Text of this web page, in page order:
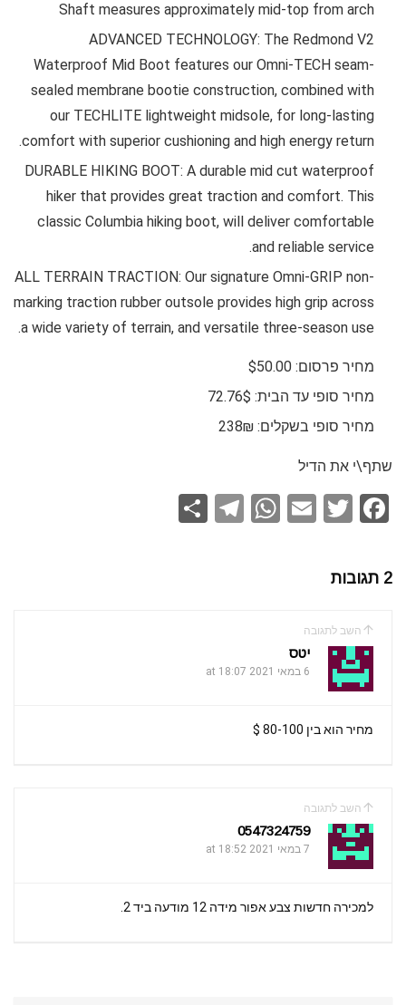
Shaft measures approximately mid-top from arch
ADVANCED TECHNOLOGY: The Redmond V2
Waterproof Mid Boot features our Omni-TECH seam-
sealed membrane bootie construction, combined with
our TECHLITE lightweight midsole, for long-lasting
comfort with superior cushioning and high energy return.
DURABLE HIKING BOOT: A durable mid cut waterproof
hiker that provides great traction and comfort. This
classic Columbia hiking boot, will deliver comfortable
and reliable service.
ALL TERRAIN TRACTION: Our signature Omni-GRIP non-
marking traction rubber outsole provides high grip across
a wide variety of terrain, and versatile three-season use.
מחיר פרסום: $50.00
מחיר סופי עד הבית: 72.76$
מחיר סופי בשקלים: 238₪
שתף\י את הדיל
F
ce
b
o
o
k
T
E
W
p
T
2 תגובות
השב לתגובה
יטס
6 במאי 2021 at 18:07
מחיר הוא בין 80-100 $
השב לתגובה
0547324759
7 במאי 2021 at 18:52
למכירה חדשות צבע אפור מידה 12 מודעה ביד 2.